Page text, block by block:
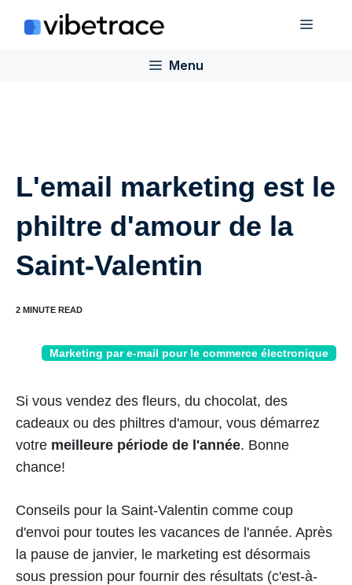
Menu
Menu
L'email marketing est le
philtre d'amour de la
Saint-Valentin
Marketing par e-mail pour le commerce électronique
Si vous vendez des fleurs, du chocolat, des
cadeaux ou des philtres d'amour, vous démarrez
votre meilleure période de l'année. Bonne
chance!
Conseils pour la Saint-Valentin comme coup
d'envoi pour toutes les vacances de l'année. Après
la pause de janvier, le marketing est désormais
sous pression pour fournir des résultats (c'est-à-